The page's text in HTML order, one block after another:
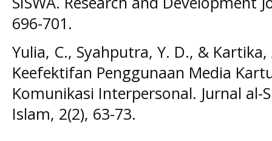
696-701.
Yulia, C., Syahputra, Y. D., &
Keefektifan Penggunaan Media
Komunikasi Interpersonal. Jurnal al-
Islam, 2(2), 63-73.